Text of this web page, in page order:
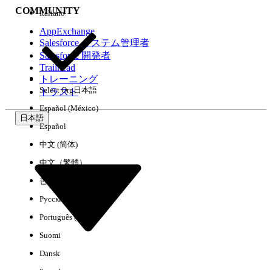
環境
COMMUNITY
AppExchange
Salesforce システム管理者
Salesforce 開発者
Trailhead
トレーニング
トラスト
日本語
Italiano
Select Org日本語
Español (México)
Español
中文 (简体)
中文（繁體）
한국어
Русский
Português (Brasil)
Suomi
Dansk